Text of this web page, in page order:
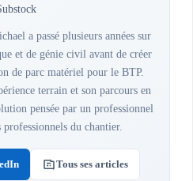
a passé plusieurs années sur
et de génie civil avant de créer
de parc matériel pour le BTP.
terrain et son parcours en
pensée par un professionnel
du chantier.
Tous ses articles